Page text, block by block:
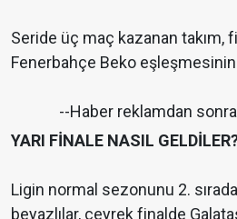
Seride üç maç kazanan takım,
Fenerbahçe Beko
--Haber reklamdan
YARI FİNALE NASIL
Ligin normal sezonunu 2.
beyazlılar, çeyrek finalde